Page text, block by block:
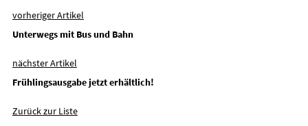
vorheriger Artikel
Unterwegs mit Bus und Bahn
nächster Artikel
Frühlingsausgabe jetzt erhältlich!
Zurück zur Liste